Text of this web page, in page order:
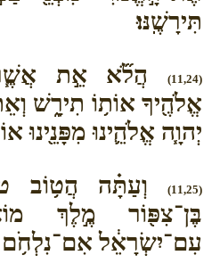
תִּירָשֶֽׁנּוּ׃
(11,24)
הֲלֹ֞א אֵ֣ת אֲשֶׁ֧ר
אֱלֹהֶ֖יךָ אוֹת֥וֹ תִירָ֑שׁ
יְהוָ֧ה אֱלֹהֵ֛ינוּ מִפָּנֵ֖ינוּ
(11,25)
וְעַתָּ֗ה הֲט֥וֹב
בֶּן־צִפּ֖וֹר מֶ֣לֶךְ
עִם־יִשְׂרָאֵ֔ל אִם־נִלְחֹ֥ם